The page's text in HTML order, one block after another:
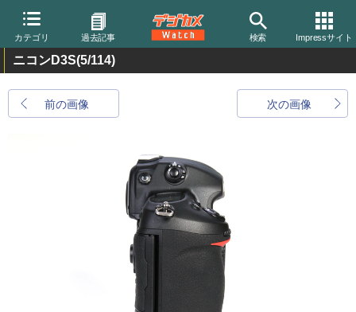
カテゴリ 過去記事 検索 Impressサイト
ニコンD3S(5/114)
前の画像 次の画像